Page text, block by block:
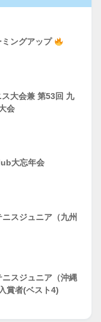
ングアップ
大会兼 第53回 九
会
大忘年会
スジュニア（九州
スジュニア（沖縄
賞者(ベスト4)